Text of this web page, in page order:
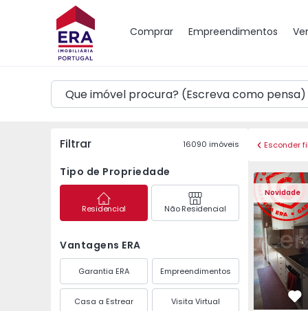
Comprar Empreendimentos
Mapa
Filtrar 16090 imóveis
Tipo de Propriedade
Residencial Não Residencial
Vantagens ERA
Garantia ERA Empreendimentos
Casa a Estrear Visita Virtual
Esconder
Novidade
Apartamento T3